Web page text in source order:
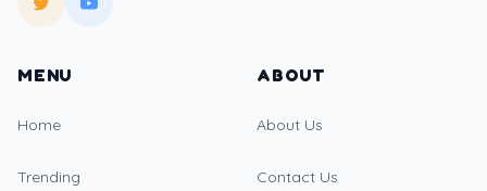
MENU
Home
Trending
ABOUT
About Us
Contact Us